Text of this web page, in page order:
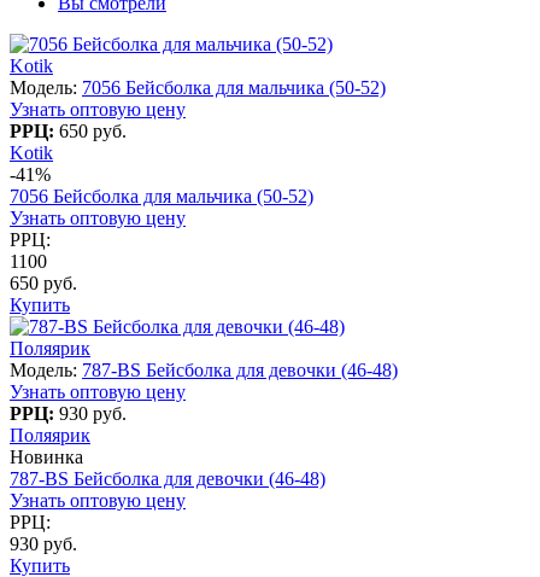
Kotik
Модель: 7056 Бейсболка для мальчика (50-52)
Узнать оптовую цену
РРЦ: 650 руб.
Kotik
-41%
7056 Бейсболка для мальчика (50-52)
Узнать оптовую цену
РРЦ:
1100
650 руб.
Купить
Поляярик
Модель: 787-BS Бейсболка для девочки (46-48)
Узнать оптовую цену
РРЦ: 930 руб.
Поляярик
Новинка
787-BS Бейсболка для девочки (46-48)
Узнать оптовую цену
РРЦ:
930 руб.
Купить